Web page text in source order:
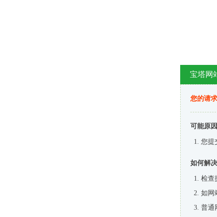
宝塔网
您的请
可能原
您提
如何解
检查
如网
普通